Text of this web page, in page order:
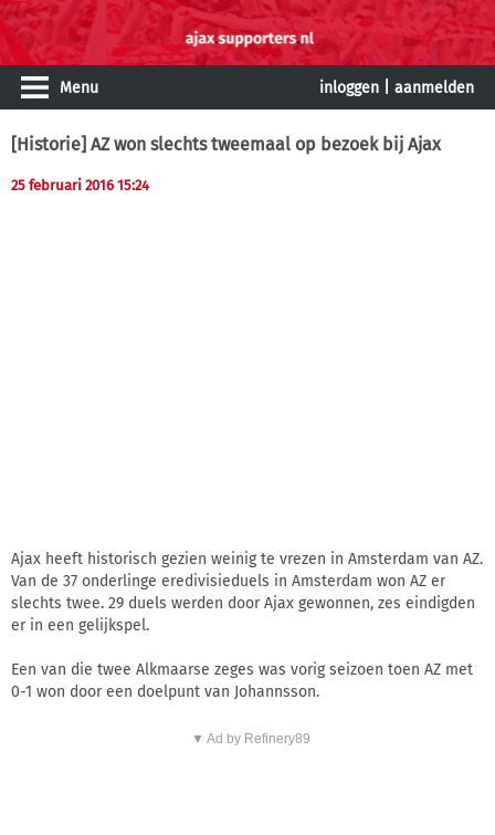
Menu inloggen aanmelden
[Historie] AZ won slechts tweemaal op bezoek bij Ajax
25 februari 2016 15:24
Ajax heeft historisch gezien weinig te vrezen in Amsterdam van AZ.
Van de 37 onderlinge eredivisieduels in Amsterdam won AZ er
slechts twee. 29 duels werden door Ajax gewonnen, zes eindigden
er in een gelijkspel.
Een van die twee Alkmaarse zeges was vorig seizoen toen AZ met
0-1 won door een doelpunt van Johannsson.
▼ Ad by Refinery89